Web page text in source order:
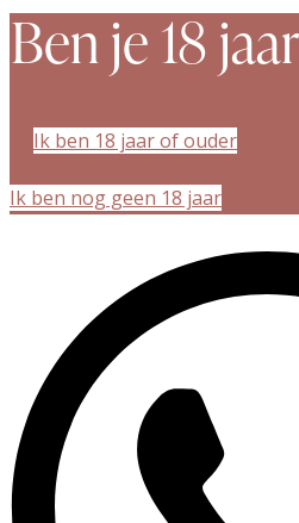
Ben je 18
Ik ben 18 jaar of ouder
Ik ben nog geen 18 jaar